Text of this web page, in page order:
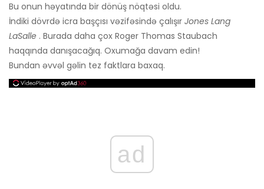
Bu onun həyatında bir dönüş nöqtəsi oldu.
İndiki dövrdə icra başçısı vəzifəsində çalışır Jones Lang
LaSalle . Burada daha çox Roger Thomas Staubach
haqqında danışacağıq. Oxumağa davam edin!
Bundan əvvəl gəlin tez faktlara baxaq.
ad